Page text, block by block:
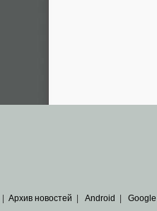
Архив новостей Android Google